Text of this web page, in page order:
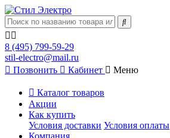
8 (495) 799-59-29
stil-electro@mail.ru
Позвонить
Кабинет Меню
Каталог товаров
Акции
Как купить
Условия доставки Условия оплаты
Компания